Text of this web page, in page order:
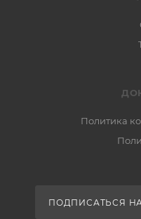
Политика
ПОДПИСАТЬСЯ